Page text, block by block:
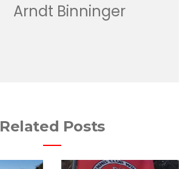
Arndt Binninger
Related Posts